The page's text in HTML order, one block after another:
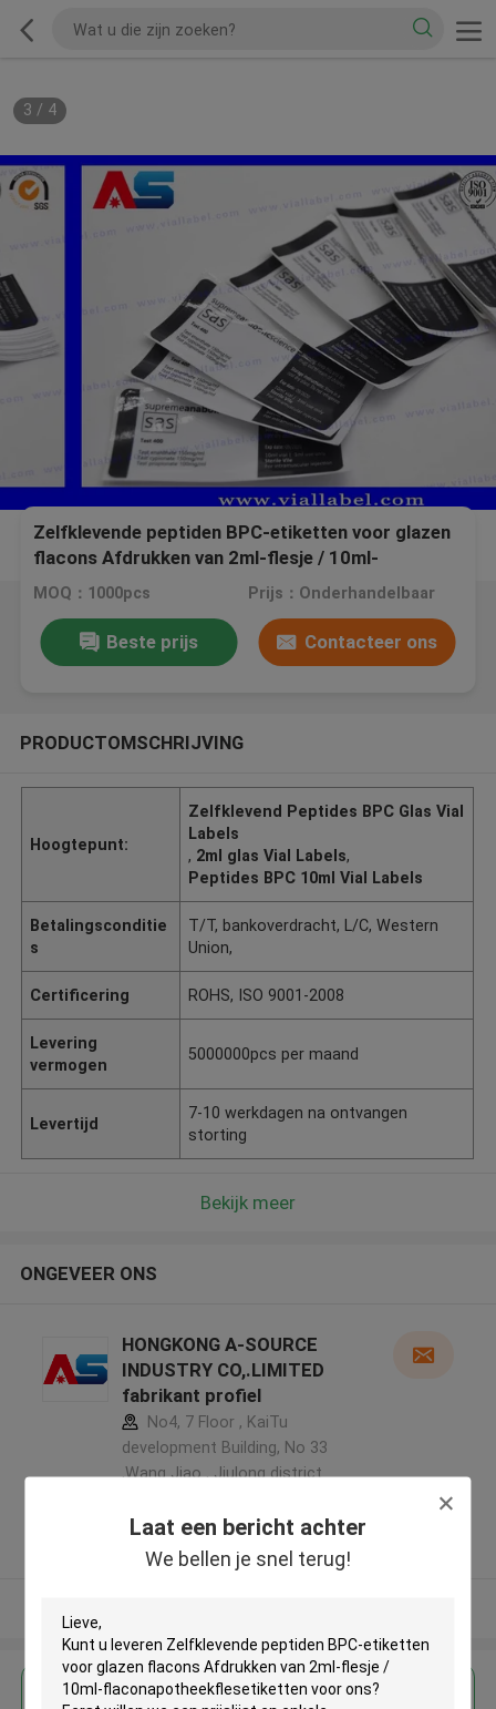
Laat een bericht achter
We bellen je snel terug!
3 / 4
Zelfklevende peptiden BPC-etiketten voor glazen
flacons Afdrukken van 2ml-flesje / 10ml-
flaconapotheekflesetiketten
MOQ：1000pcs Prijs：Onderhandelbaar
Beste prijs Contacteer ons
PRODUCTOMSCHRIJVING
Hoogtepunt:
Zelfklevend Peptides BPC Glas Vial
Labels
, 2ml glas Vial Labels,
Peptides BPC 10ml Vial Labels
Betalingsconditie
s
T/T, bankoverdracht, L/C, Western
Union,
Certificering ROHS, ISO 9001-2008
Levering
vermogen
5000000pcs per maand
Levertijd
7-10 werkdagen na ontvangen
storting
Bekijk meer
ONGEVEER ONS
HONGKONG A-SOURCE
INDUSTRY CO,.LIMITED
fabrikant profiel
No4, 7 Floor , KaiTu
development Building, No 33
,Wang Jiao , Jiulong district
5.0
Geverifieerde Leverancier
Krijg de beste prijs voor